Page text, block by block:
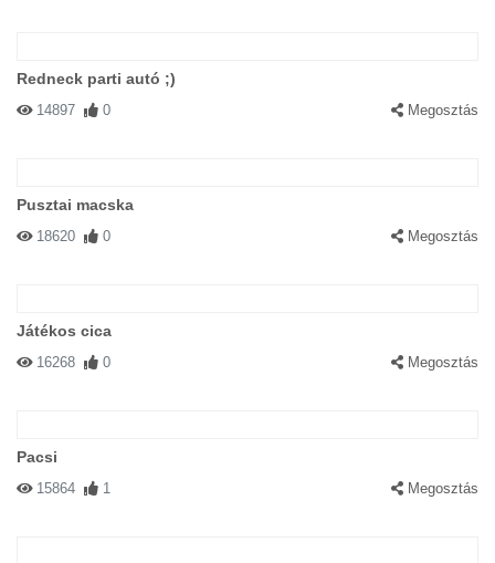
Redneck parti autó ;)
14897 0 Megosztás
Pusztai macska
18620 0 Megosztás
Játékos cica
16268 0 Megosztás
Pacsi
15864 1 Megosztás